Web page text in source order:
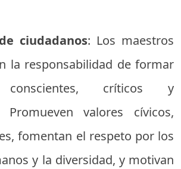
ciudadanos: Los maestros
la responsabilidad de formar
conscientes, críticos y
Promueven valores cívicos,
fomentan el respeto por los
y la diversidad, y motivan